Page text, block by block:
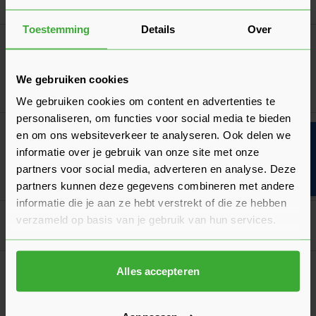
Toestemming Details Over
We gebruiken cookies
We gebruiken cookies om content en advertenties te
personaliseren, om functies voor social media te bieden
en om ons websiteverkeer te analyseren. Ook delen we
informatie over je gebruik van onze site met onze
partners voor social media, adverteren en analyse. Deze
partners kunnen deze gegevens combineren met andere
informatie die je aan ze hebt verstrekt of die ze hebben
verzameld op basis van je gebruik van hun services.
Alles accepteren
Koramic Actua 10 EB Halve Gevelpan Rechts
Verkrijgbaar in 3 kleuren
Vanaf
Goed voorbereid aan de slag